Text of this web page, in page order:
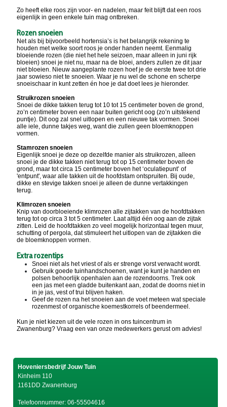
Zo heeft elke roos zijn voor- en nadelen, maar feit blijft dat een roos
eigenlijk in geen enkele tuin mag ontbreken.
Rozen snoeien
Net als bij bijvoorbeeld hortensia’s is het belangrijk rekening te
houden met welke soort roos je onder handen neemt. Eenmalig
bloeiende rozen (die niet het hele seizoen, maar alleen in juni rijk
bloeien) snoei je niet nu, maar na de bloei, anders zullen ze dit jaar
niet bloeien. Nieuw aangeplante rozen hoef je de eerste twee tot drie
jaar sowieso niet te snoeien. Waar je nu wel de schone en scherpe
snoeischaar in kunt zetten én hoe je dat doet lees je hieronder.
Struikrozen snoeien
Snoei de dikke takken terug tot 10 tot 15 centimeter boven de grond,
zo’n centimeter boven een naar buiten gericht oog (zo’n uitstekend
puntje). Dit oog zal snel uitlopen en een nieuwe tak vormen. Snoei
alle iele, dunne takjes weg, want die zullen geen bloemknoppen
vormen.
Stamrozen snoeien
Eigenlijk snoei je deze op dezelfde manier als struikrozen, alleen
snoei je de dikke takken niet terug tot op 15 centimeter boven de
grond, maar tot circa 15 centimeter boven het ‘oculatiepunt’ of
'entpunt', waar alle takken uit de hoofdstam ontspruiten. Bij oude,
dikke en stevige takken snoei je alleen de dunne vertakkingen
terug.
Klimrozen snoeien
Knip van doorbloeiende klimrozen alle zijtakken van de hoofdtakken
terug tot op circa 3 tot 5 centimeter. Laat altijd één oog aan de zijtak
zitten. Leid de hoofdtakken zo veel mogelijk horizontaal tegen muur,
schutting of pergola, dat stimuleert het uitlopen van de zijtakken die
de bloemknoppen vormen.
Extra rozentips
Snoei niet als het vriest of als er strenge vorst verwacht wordt.
Gebruik goede tuinhandschoenen, want je kunt je handen en
polsen behoorlijk openhalen aan de rozendoorns. Trek ook
een jas met een gladde buitenkant aan, zodat de doorns niet in
in je jas, vest of trui blijven haken.
Geef de rozen na het snoeien aan de voet meteen wat speciale
rozenmest of organische koemestkorrels of beendermeel.
Kun je niet kiezen uit de vele rozen in ons tuincentrum in
Zwanenburg? Vraag een van onze medewerkers gerust om advies!
Hoveniersbedrijf Jouw Tuin
Kinheim 110
1161DD Zwanenburg
Telefoonnummer: 06-55504616